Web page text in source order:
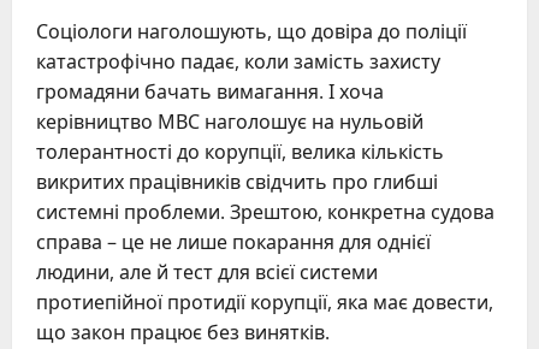
Соціологи наголошують, що довіра до поліції
катастрофічно падає, коли замість захисту
громадяни бачать вимагання. І хоча
керівництво МВС наголошує на нульовій
толерантності до корупції, велика кількість
викритих працівників свідчить про глибші
системні проблеми. Зрештою, конкретна судова
справа – це не лише покарання для однієї
людини, але й тест для всієї системи
протиепійної протидії корупції, яка має довести,
що закон працює без винятків.